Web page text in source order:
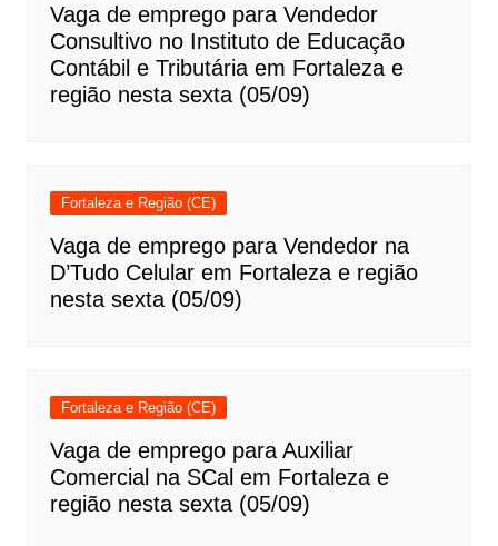
Vaga de emprego para Vendedor
Consultivo no Instituto de Educação
Contábil e Tributária em Fortaleza e
região nesta sexta (05/09)
Fortaleza e Região (CE)
Vaga de emprego para Vendedor na
D’Tudo Celular em Fortaleza e região
nesta sexta (05/09)
Fortaleza e Região (CE)
Vaga de emprego para Auxiliar
Comercial na SCal em Fortaleza e
região nesta sexta (05/09)